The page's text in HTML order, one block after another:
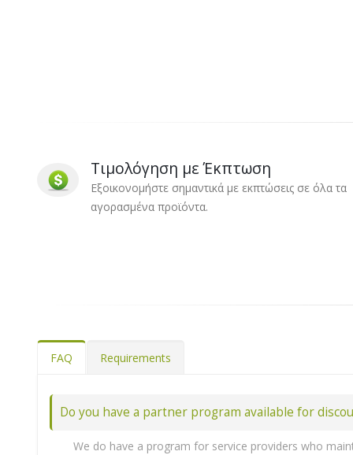
Τιμολόγηση με Έκπτωση
Εξοικονομήστε σημαντικά με εκπτώσεις σε όλα τα
αγορασμένα προϊόντα.
FAQ Requirements
Do you have a partner program available for